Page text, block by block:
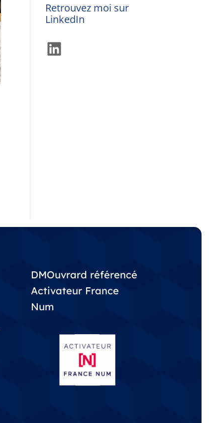
Retrouvez moi sur
LinkedIn
LinkedIn
DMOuvrard référencé
Activateur France
Num